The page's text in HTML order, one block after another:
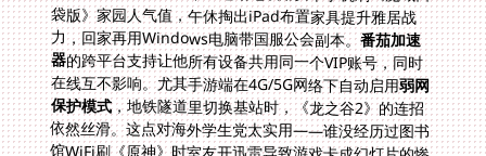
力，回家再用Windows电脑带国服公会副本。番茄加速
器的跨平台支持让他所有设备共用同一个VIP账号，同时
在线互不影响。尤其手游端在4G/5G网络下自动启用弱网
保护模式，地铁隧道里切换基站时，《龙之谷2》的连招
依然丝滑。这点对海外学生党太实用——谁没经历过图书
馆WiFi刷《原神》时室友开迅雷导致游戏卡成幻灯片的惨